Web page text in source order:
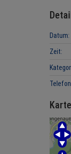
Datum:
Zeit:
Karte